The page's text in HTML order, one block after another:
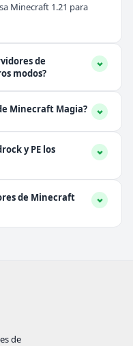
Minecraft 1.21 para
de
modos?
Minecraft Magia?
y PE los
de Minecraft
de